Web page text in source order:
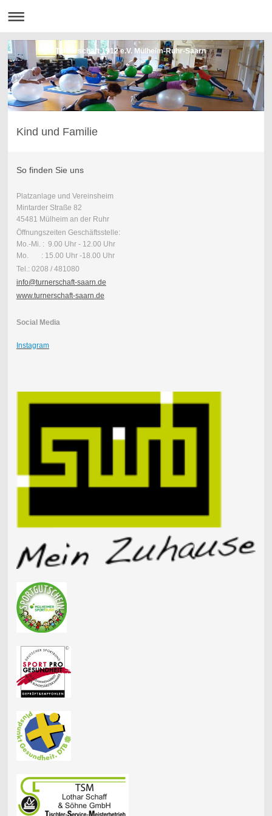
Turnerschaft 1912 e.V. Mülheim-Ruhr-Saarn
Kind und Familie
So finden Sie uns
Platzanlage und Vereinsheim
Mintarder Straße 82
45481 Mülheim an der Ruhr
Öffnungszeiten Geschäftsstelle:
Mo.-Mi. : 9.00 Uhr - 12.00 Uhr
Mo. : 15.00 Uhr -18.00 Uhr
Tel.: 0208 / 481080
info@turnerschaft-saarn.de
www.turnerschaft-saarn.de
Social Media
Instagram